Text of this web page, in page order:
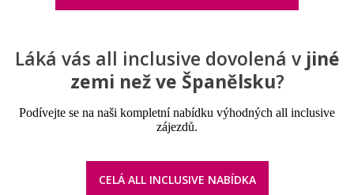
Láká vás all inclusive dovolená vjiné
zemi než ve Španělsku?
Podívejte se na naši kompletní nabídku výhodných all inclusive
zájezdů.
CELÁ ALL INCLUSIVE NABÍDKA